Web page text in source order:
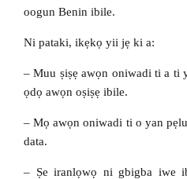
oogun Benin ibile.
Ni pataki, ikẹkọ yii jẹ ki a:
– Muu ṣiṣẹ awọn oniwadi ti a ti
ọdọ awọn oṣiṣẹ ibile.
– Mọ awọn oniwadi ti o yan
data.
– Ṣe iranlọwọ ni gbigba iwe